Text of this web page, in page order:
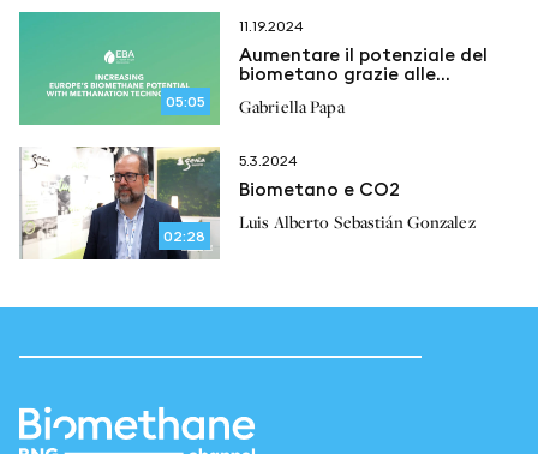
05:05
11.19.2024
Aumentare il potenziale del
biometano grazie alle
Gabriella Papa
02:28
5.3.2024
Biometano e CO2
Luis Alberto Sebastián Gonzalez